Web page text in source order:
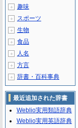
＋ 趣味
＋ スポーツ
＋ 生物
＋ 食品
＋ 人名
＋ 方言
＋ 辞書・百科事典
最近追加された辞書
Weblio実用類語辞典
Weblio実用英語辞典